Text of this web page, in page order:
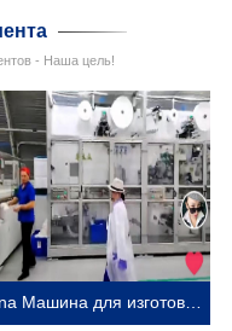
- Наша цель!
Haina Машина для изготовления детских подгузников помогает клиенту из России захватить больше рынка